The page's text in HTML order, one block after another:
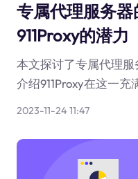
专属代理服务
911Proxy的潜力
本文探讨了专属代理
介绍911Proxy在这一充
2023-11-24 11:47